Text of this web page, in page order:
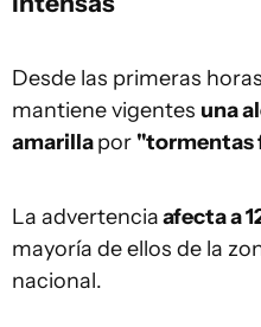
Desde las primeras
mantiene vigentes una
amarillapor "tormentas
La advertenciaafecta a
mayoría de ellos de la
nacional.